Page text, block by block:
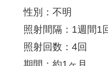
性別：不明
照射間隔：1週間1
照射回数：4回